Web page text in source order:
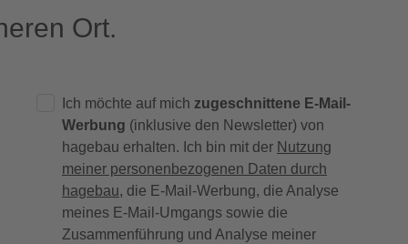
Ort.
Ich möchte auf mich zugeschnittene E-Mail-
Werbung (inklusive den Newsletter) von
hagebau erhalten. Ich bin mit der Nutzung
meiner personenbezogenen Daten durch
hagebau, die E-Mail-Werbung, die Analyse
meines E-Mail-Umgangs sowie die
Zusammenführung und Analyse meiner